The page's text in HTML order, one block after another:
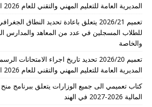
المديرية العامة للتعليم المهني والتقني للعام 2026 الدورة الاولى
تعميم 2026/21 يتعلق باعادة تحديد النطاق
للطلاب المسجلين في عدد من المعاهد والمدارس
والخاصة
تعميم 2026/20 تحديد تاريخ اجراء الامتحانات
المديرية العامة للتعليم المهني والتقني للعام 2026 الدورة الاولى
كتاب تعميمي الى جميع الوزارات يتعلق ببرنامج
المالية 2026-2027 في الهند